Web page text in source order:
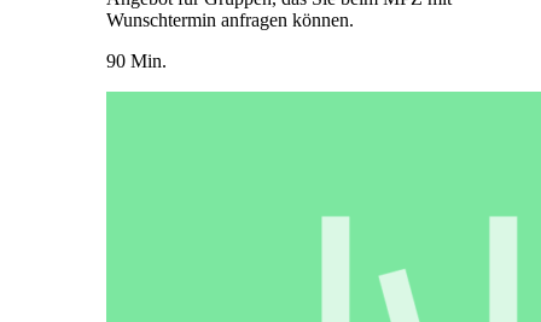
Wunschtermin anfragen können.
90 Min.